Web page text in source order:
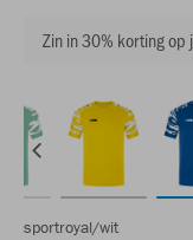
Zin in 30% korting op
sportroyal/wit